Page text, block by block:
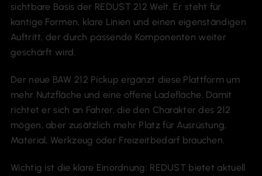
sichtbare Basis der REDUST 212 Welt. Er steht für
kantige Formen, klare Linien und einen eigenständigen
Auftritt, der durch passende Komponenten weiter
geschärft wird.
Der neue BAW 212 Pickup ergänzt diese Plattform um
mehr Nutzfläche und eine offene Ladefläche. Damit
richtet er sich an Fahrer, die den Charakter des 212
mögen, aber zusätzlich mehr Platz für Ausrüstung,
Material, Werkzeug oder Freizeitbedarf brauchen.
Wichtig ist die klare Einordnung: REDUST bietet aktuell